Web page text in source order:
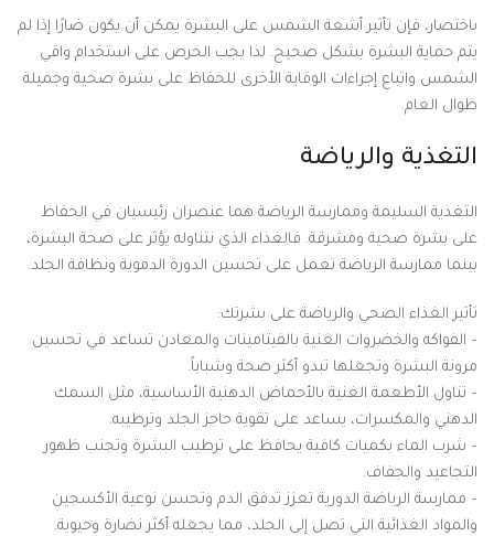
باختصار، فإن تأثير أشعة الشمس على البشرة يمكن أن يكون ضارًا إذا لم
يتم حماية البشرة بشكل صحيح. لذا يجب الحرص على استخدام واقي
الشمس واتباع إجراءات الوقاية الأخرى للحفاظ على بشرة صحية وجميلة
طوال العام.
التغذية والرياضة
التغذية السليمة وممارسة الرياضة هما عنصران رئيسيان في الحفاظ
على بشرة صحية ومشرقة. فالغذاء الذي نتناوله يؤثر على صحة البشرة،
بينما ممارسة الرياضة تعمل على تحسين الدورة الدموية ونظافة الجلد.
تأثير الغذاء الصحي والرياضة على بشرتك:
– الفواكه والخضروات الغنية بالفيتامينات والمعادن تساعد في تحسين
مرونة البشرة وتجعلها تبدو أكثر صحة وشباباً.
– تناول الأطعمة الغنية بالأحماض الدهنية الأساسية، مثل السمك
الدهني والمكسرات، يساعد على تقوية حاجز الجلد وترطيبه.
– شرب الماء بكميات كافية يحافظ على ترطيب البشرة وتجنب ظهور
التجاعيد والجفاف.
– ممارسة الرياضة الدورية تعزز تدفق الدم وتحسن نوعية الأكسجين
والمواد الغذائية التي تصل إلى الجلد، مما يجعله أكثر نضارة وحيوية.